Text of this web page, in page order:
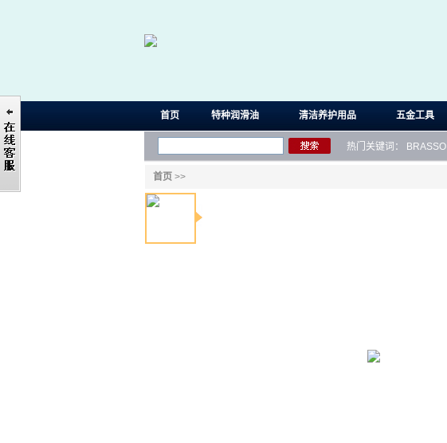
首页 特种润滑油 清洁养护用品 五金工具
热门关键词： BRASSO
首页 >>